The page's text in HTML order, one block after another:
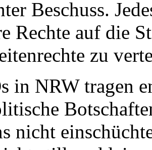
Beschuss.
Rechte auf die
zu
in NRW tragen
nicht